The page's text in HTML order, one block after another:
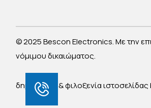
© 2025 Bescon Electronics. Με την
νόμιμου δικαιώματος.
δημιουργία & φιλοξενία